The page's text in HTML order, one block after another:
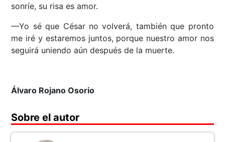
sonríe, su risa es amor.
—Yo sé que César no volverá, también que pronto
me iré y estaremos juntos, porque nuestro amor nos
seguirá uniendo aún después de la muerte.
Álvaro Rojano Osorio
Sobre el autor